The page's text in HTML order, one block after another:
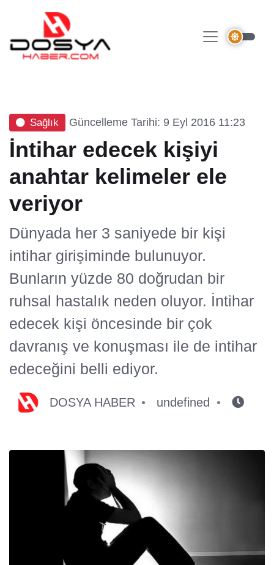
Sağlık Güncelleme Tarihi: 9 Eyl 2016 11:23
İntihar edecek kişiyi
anahtar kelimeler ele
veriyor
Dünyada her 3 saniyede bir kişi
intihar girişiminde bulunuyor.
Bunların yüzde 80 doğrudan bir
ruhsal hastalık neden oluyor. İntihar
edecek kişi öncesinde bir çok
davranış ve konuşması ile de intihar
edeceğini belli ediyor.
DOSYA HABER undefined